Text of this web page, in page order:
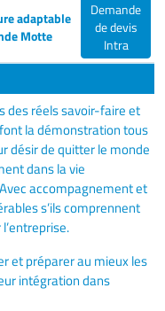
adaptable
Motte
Demande
de devis
Intra
des réels savoir-faire et
la démonstration tous
désir de quitter le monde
dans la vie
accompagnement et
s’ils comprennent
et préparer au mieux les
intégration dans